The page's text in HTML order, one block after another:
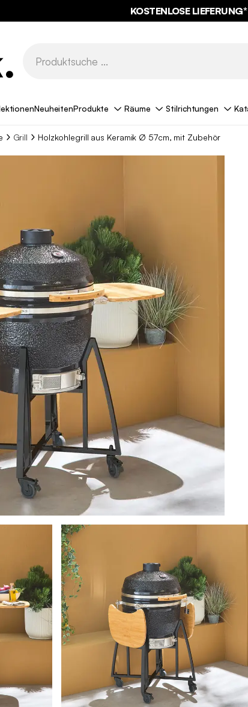
KOSTENLOSE LIEFERUNG*
NeuheitenProdukte Räume Stilrichtungen
Grill Holzkohlegrill aus Keramik Ø 57cm, mit Zubehör